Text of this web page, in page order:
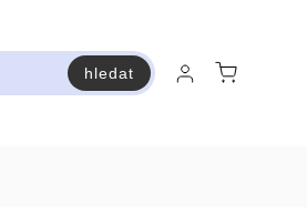
hledat